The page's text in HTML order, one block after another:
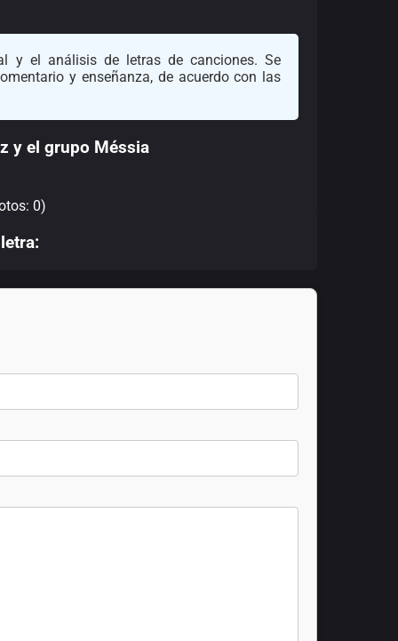
y el análisis de letras de canciones. Se
y enseñanza, de acuerdo con las
y el grupo Méssia
0)